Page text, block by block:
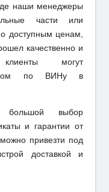
наши менеджеры
части или
доступным ценам,
качественно и
могут
по ВИНу в
выбор
и гарантии от
привезти под
доставкой и